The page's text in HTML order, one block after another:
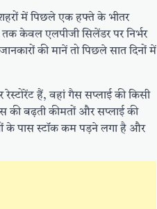
में पिछले एक हफ्ते के भीतर
केवल एलपीजी सिलेंडर पर निर्भर
की मानें तो पिछले सात दिनों में
हैं, वहां गैस सप्लाई की किसी
की बढ़ती कीमतों और सप्लाई की
के पास स्टॉक कम पड़ने लगा है और